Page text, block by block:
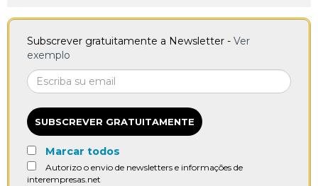
Subscrever gratuitamente a Newsletter - Ver
exemplo
SUBSCREVER GRATUITAMENTE
Marcar todos
Autorizo o envio de newsletters e informações de
interempresas.net